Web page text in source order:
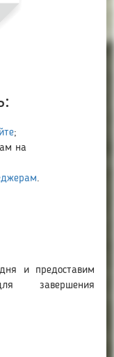
;
на
.
и предоставим
завершения